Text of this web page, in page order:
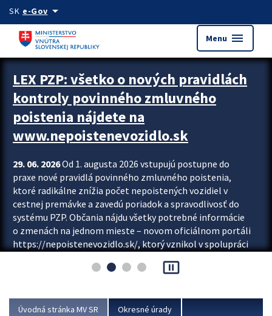
Preskocit na hlavný obsah
SK e-Govarrow_drop_down
Menu menu
Zastavit automatický posun upútavok
LEX PZP: všetko o nových pravidlách
kontroly povinného zmluvného
poistenia nájdete na
www.nepoistenevozidlo.sk
29. 06. 2026Od 1. augusta 2026 vstupujú postupne do
praxe nové pravidlá povinného zmluvného poistenia,
ktoré radikálne znížia počet nepoistených vozidiel v
cestnej premávke a zavedú poriadok a spravodlivosť do
systému PZP. Občania nájdu všetky potrebné informácie
o zmenách na jednom mieste – novom oficiálnom portáli
https://nepoistenevozidlo.sk/, ktorý vznikol v spolupráci
asociácie poisťovní (SLASPO) a Ministerstva vnútra SR.
Viac
pause_presentation
Úvodná stránka MV SR Okresné úrady